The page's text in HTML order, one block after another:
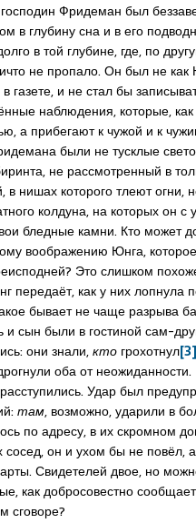
Фридеман был
в глубину сна и в его
в той глубине, где, по
не пропало. Он был не как
газете, и не стал бы
наблюдения, которые,
а прибегают к чужой и к
были не тусклые
не рассмотренный в
в нишах которого тлеют огни,
колдуна, на которых он
бледные камни. Кто может
воображению Юнга,
Это слишком
передаёт, как у них лопнула
бывает не чаще разрыва
и сын были в гостиной сам-
они знали,кто грохотнул[3]
оба от
Удар был
там, возможно, ударили в
по адресу, в их скромном
сосед, он и ухом бы не повёл,
Свидетелей двое, но
как добросовестно
сговоре?